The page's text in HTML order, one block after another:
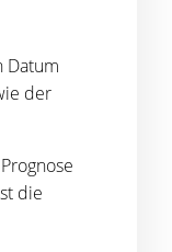
Datum
der
die